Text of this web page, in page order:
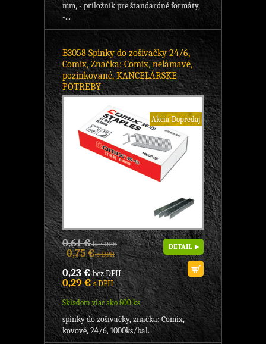
mm, - príložník pre štandardné formáty,
-...
B3058 Spinky do zošívačky 24/6,
Comix, Značka: Comix, nelámavé,
pozinkované, KANCELÁRSKE
POTREBY
Akcia-Dopredaj
0,61 €bez DPH
0,75 €s DPH
0,23 €bez DPH
0,29 €s DPH
Skladom viac ako 800 ks
DETAIL
spinky do zošívačky, značka: Comix, -
kovové, 24/6, 1000ks/bal.